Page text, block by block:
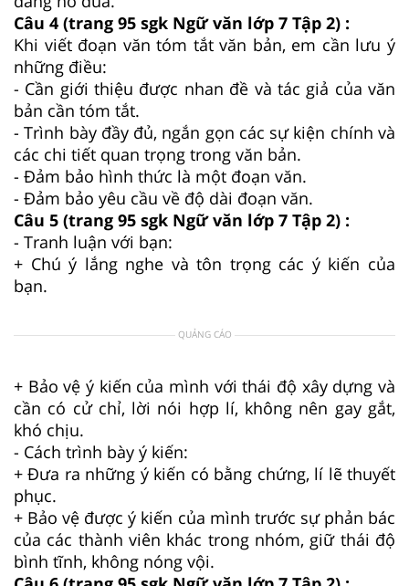
Câu 4 (trang 95 sgk Ngữ văn lớp 7 Tập 2) :
Khi viết đoạn văn tóm tắt văn bản, em cần lưu ý
những điều:
- Cần giới thiệu được nhan đề và tác giả của văn
bản cần tóm tắt.
- Trình bày đầy đủ, ngắn gọn các sự kiện chính và
các chi tiết quan trọng trong văn bản.
- Đảm bảo hình thức là một đoạn văn.
- Đảm bảo yêu cầu về độ dài đoạn văn.
Câu 5 (trang 95 sgk Ngữ văn lớp 7 Tập 2) :
- Tranh luận với bạn:
+ Chú ý lắng nghe và tôn trọng các ý kiến của
bạn.
QUẢNG CÁO
+ Bảo vệ ý kiến của mình với thái độ xây dựng và
cần có cử chỉ, lời nói hợp lí, không nên gay gắt,
khó chịu.
- Cách trình bày ý kiến:
+ Đưa ra những ý kiến có bằng chứng, lí lẽ thuyết
phục.
+ Bảo vệ được ý kiến của mình trước sự phản bác
của các thành viên khác trong nhóm, giữ thái độ
bình tĩnh, không nóng vội.